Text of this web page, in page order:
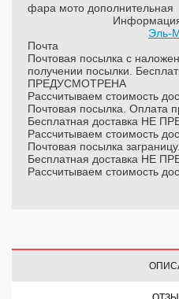
фара мото дополнительная
Эль-
Почта
Почтовая посылка с
получении посылки.
ПРЕДУСМОТРЕНА
Рассчитываем стоимость
Почтовая посылка. Оплата
Бесплатная доставка НЕ
Рассчитываем стоимость
Почтовая посылка
Бесплатная доставка НЕ
Рассчитываем стоимость